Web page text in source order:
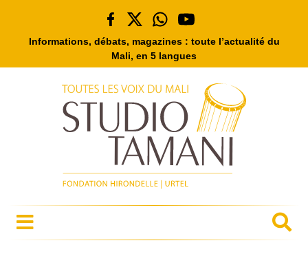
Informations, débats, magazines : toute l’actualité du
Mali, en 5 langues